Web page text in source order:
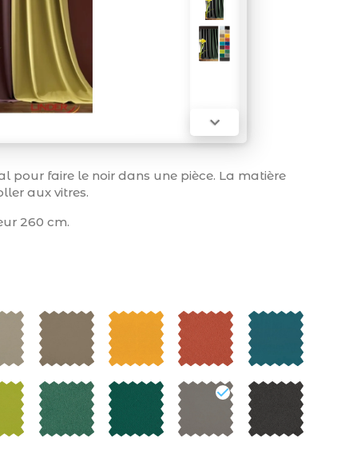

pour faire le noir dans une pièce. La matière
aux vitres.
260 cm.